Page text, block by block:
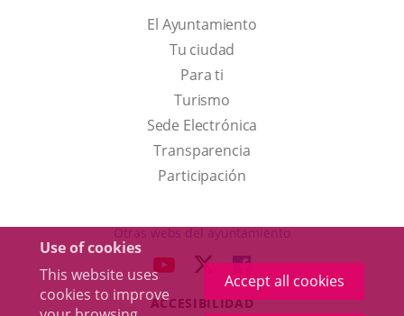
Use of cookies
This website uses
cookies to improve
Accept all cookies
El Ayuntamiento
Tu ciudad
Para ti
TurismoThis
link
will
open
a
up
window.
Sede Electrónica
Transparencia
Participación
Otras webs del ayuntamiento
LINK
EXTERNAL
LINK
TO
EXTERNAL
LINK
TO
EXTERNAL
ACCESIBILIDAD